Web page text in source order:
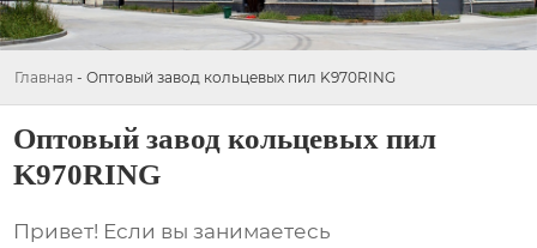
Главная - Оптовый завод кольцевых пил K970RING
Оптовый завод кольцевых пил
K970RING
Привет! Если вы занимаетесь